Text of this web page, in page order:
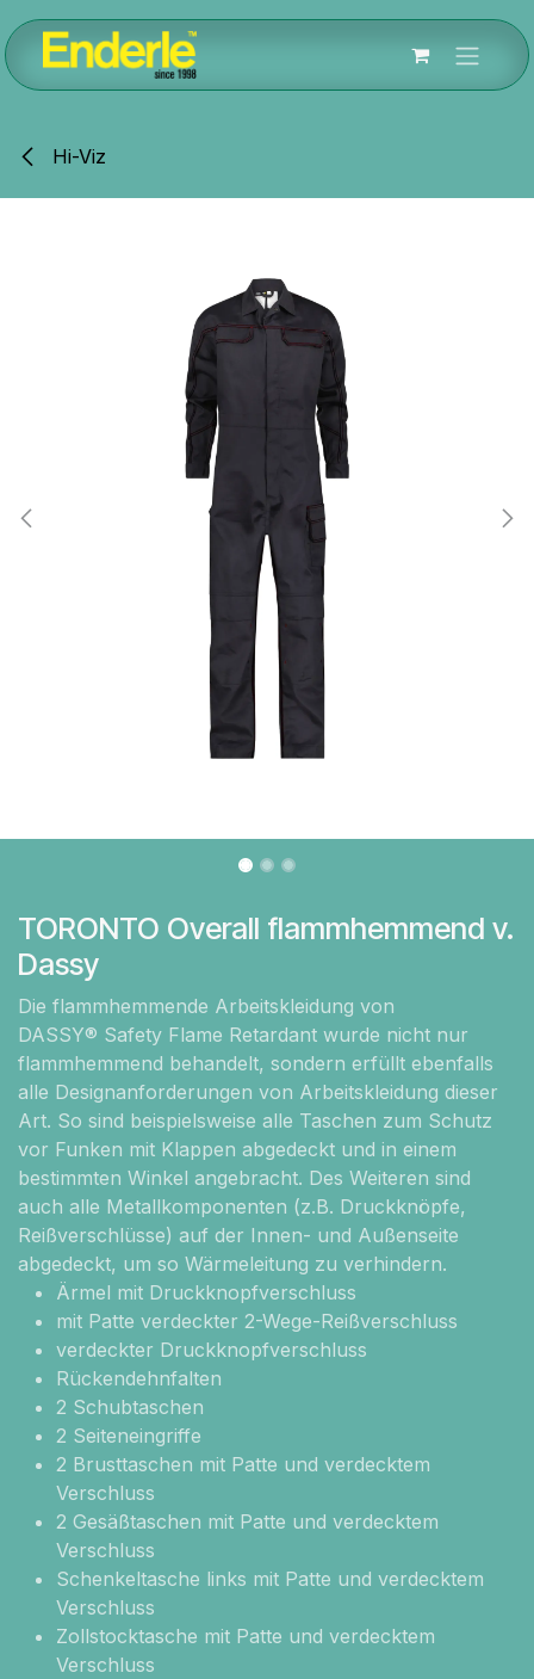
Zum Inhalt springen
Hi-Viz
TORONTO Overall flammhemmend v.
Dassy
Die flammhemmende Arbeitskleidung von
DASSY® Safety Flame Retardant wurde nicht nur
flammhemmend behandelt, sondern erfüllt ebenfalls
alle Designanforderungen von Arbeitskleidung dieser
Art. So sind beispielsweise alle Taschen zum Schutz
vor Funken mit Klappen abgedeckt und in einem
bestimmten Winkel angebracht. Des Weiteren sind
auch alle Metallkomponenten (z.B. Druckknöpfe,
Reißverschlüsse) auf der Innen- und Außenseite
abgedeckt, um so Wärmeleitung zu verhindern.
Ärmel mit Druckknopfverschluss
mit Patte verdeckter 2-Wege-Reißverschluss
verdeckter Druckknopfverschluss
Rückendehnfalten
2 Schubtaschen
2 Seiteneingriffe
2 Brusttaschen mit Patte und verdecktem
Verschluss
2 Gesäßtaschen mit Patte und verdecktem
Verschluss
Schenkeltasche links mit Patte und verdecktem
Verschluss
Zollstocktasche mit Patte und verdecktem
Verschluss